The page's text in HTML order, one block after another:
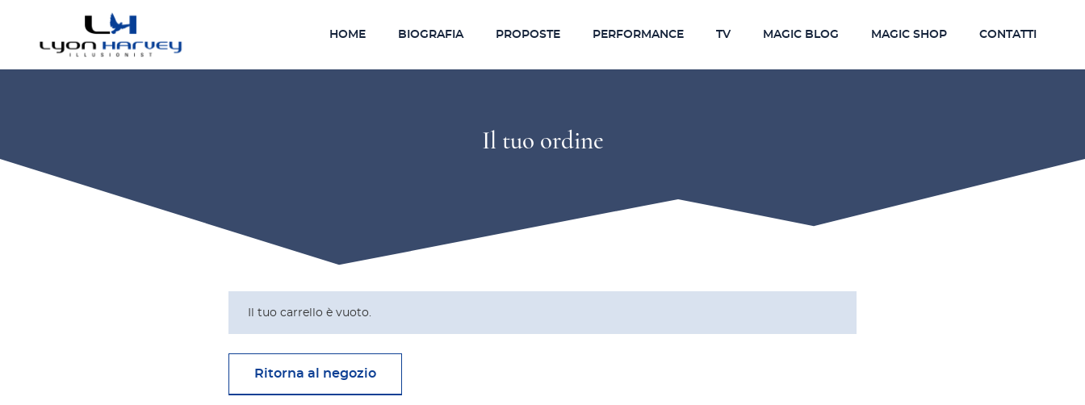
HOME BIOGRAFIA PROPOSTE PERFORMANCE TV MAGIC BLOG MAGIC SHOP CONTATTI
Il tuo ordine
Il tuo carrello è vuoto.
Ritorna al negozio